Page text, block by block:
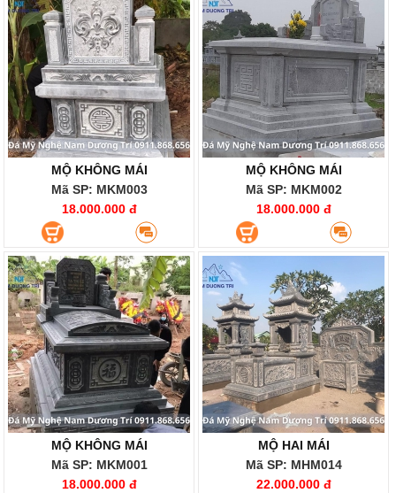
MỘ KHÔNG MÁI
Mã SP: MKM003
18.000.000 đ
MỘ KHÔNG MÁI
Mã SP: MKM002
18.000.000 đ
MỘ KHÔNG MÁI
Mã SP: MKM001
18.000.000 đ
MỘ HAI MÁI
Mã SP: MHM014
22.000.000 đ